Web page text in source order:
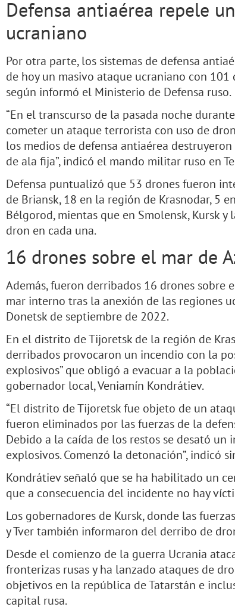
Defensa antiaérea repele
ucraniano
Por otra parte, los sistemas de defensa
de hoy un masivo ataque ucraniano con
según informó el Ministerio de Defensa ruso.
“En el transcurso de la pasada noche
cometer un ataque terrorista con uso de
los medios de defensa antiaérea
de ala fija”, indicó el mando militar ruso en
Defensa puntualizó que 53 drones fueron
de Briansk, 18 en la región de Krasnodar, 5
Bélgorod, mientas que en Smolensk, Kursk
dron en cada una.
16 drones sobre el mar de
Además, fueron derribados 16 drones sobre
mar interno tras la anexión de las regiones
Donetsk de septiembre de 2022.
En el distrito de Tijoretsk de la región de
derribados provocaron un incendio con la
explosivos” que obligó a evacuar a la
gobernador local, Veniamín Kondrátiev.
“El distrito de Tijoretsk fue objeto de un
fueron eliminados por las fuerzas de la
Debido a la caída de los restos se desató
explosivos. Comenzó la detonación”, indicó
Kondrátiev señaló que se ha habilitado un
que a consecuencia del incidente no hay
Los gobernadores de Kursk, donde las
y Tver también informaron del derribo de
Desde el comienzo de la guerra Ucrania
fronterizas rusas y ha lanzado ataques de
objetivos en la república de Tatarstán e
capital rusa.